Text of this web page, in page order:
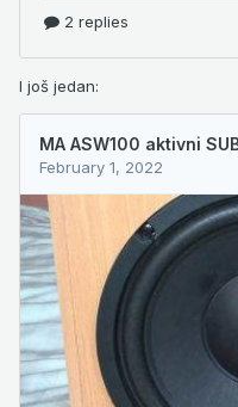
I još jedan: